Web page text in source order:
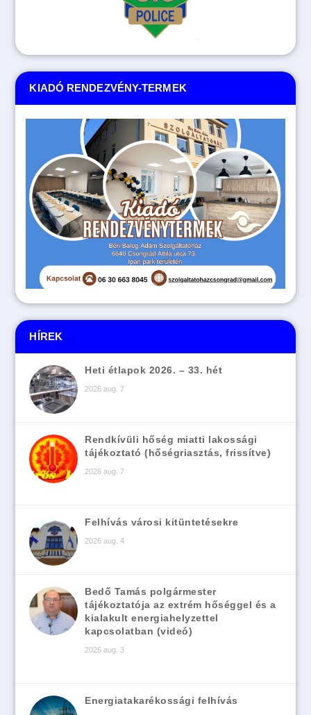
HÍREK
Heti étlapok 2026. – 33. hét
2026 aug. 7
Rendkívüli hőség miatti lakossági
tájékoztató (hőségriasztás, frissítve)
2026 aug. 7
Felhívás városi kitüntetésekre
2026 aug. 4
Bedő Tamás polgármester
tájékoztatója az extrém hőséggel és a
kialakult energiahelyzettel
kapcsolatban (videó)
2026 aug. 3
Energiatakarékossági felhívás
KIADÓ RENDEZVÉNY-TERMEK